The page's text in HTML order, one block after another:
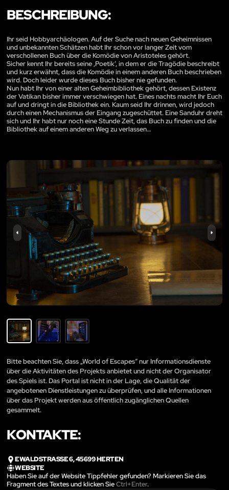
BESCHREIBUNG:
Ihr seid Hobbyarchäologen. Auf der Suche nach neuen Geheimnissen
und unbekannten Schätzen habt Ihr schon vor langer Zeit vom
verschollenen Buch über die Komödie von Aristoteles gehört.
Sicher kennt Ihr bereits seine ,Poetik’, in dem er die Tragödie beschreibt
und kurz erwähnt, dass die Komödie in einem anderen Buch beschrieben
wird. Doch leider wurde dieses Buch bisher nie gefunden.
Nun habt Ihr von einer alten Geheimbibliothek gehört, dessen Existenz
der Vatikan bisher immer verschwiegen hat. Eines nachts macht Ihr Euch
auf und dringt in die Bibliothek ein. Kaum seid Ihr drinnen, wird jedoch
durch einen Mechanismus der Eingang zugeschüttet. Eine Sanduhr dreht
sich und Ihr habt nur noch eine Stunde Zeit, das Buch zu finden und die
Bibliothek auf einem anderen Weg zu verlassen…
Bitte beachten Sie, dass „World of Escapes“ nur Informationsdienste
über die Aktivitäten des Projekts anbietet und nicht der Organisator
des Spiels ist. Das Portal ist nicht in der Lage, die Qualität der
angebotenen Dienstleistungen zu überprüfen, und alle Informationen
über das Projekt werden aus öffentlich zugänglichen Quellen
gesammelt.
KONTAKTE:
EWALDSTRASSE 6, 45699 HERTEN
WEBSITE
Haben Sie auf der Website Tippfehler gefunden? Markieren Sie das
Fragment des Textes und klicken SieCtrl+Enter.